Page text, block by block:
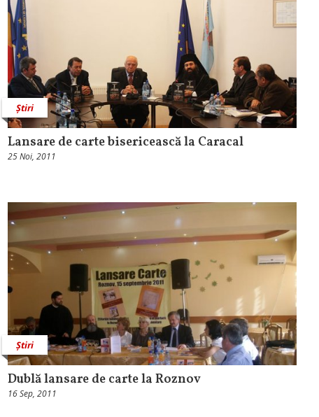
Știri
Lansare de carte bisericească la Caracal
25 Noi, 2011
Știri
Dublă lansare de carte la Roznov
16 Sep, 2011